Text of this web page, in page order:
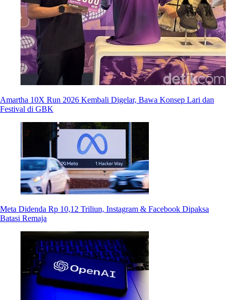
Amartha 10X Run 2026 Kembali Digelar, Bawa Konsep Lari dan
Festival di GBK
Meta Didenda Rp 10,12 Triliun, Instagram & Facebook Dipaksa
Batasi Remaja